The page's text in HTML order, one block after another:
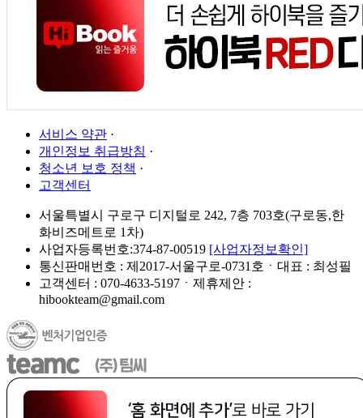
서비스 약관 ·
개인정보 취급방침 ·
청소년 보호 정책 ·
고객센터
서울특별시 구로구 디지털로 242, 7층 703호(구로동,한
화비즈메트로 1차)
사업자등록번호:374-87-00519 [사업자정보확인]
통신판매번호 : 제2017-서울구로-0731호ㆍ대표 : 최성필
고객센터 : 070-4633-5197ㆍ제휴제안 :
hibookteam@gmail.com